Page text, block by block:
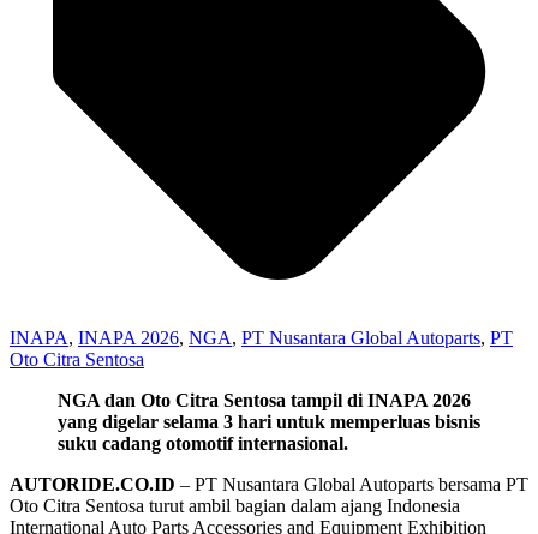
INAPA, INAPA 2026, NGA, PT Nusantara Global Autoparts, PT
Oto Citra Sentosa
NGA dan Oto Citra Sentosa tampil di INAPA 2026
yang digelar selama 3 hari untuk memperluas bisnis
suku cadang otomotif internasional.
AUTORIDE.CO.ID – PT Nusantara Global Autoparts bersama PT
Oto Citra Sentosa turut ambil bagian dalam ajang Indonesia
International Auto Parts Accessories and Equipment Exhibition